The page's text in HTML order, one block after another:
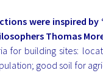
were inspired
Thomas
for building sites:
good soil for